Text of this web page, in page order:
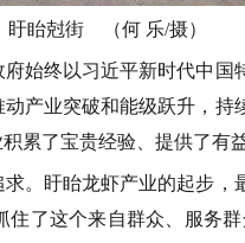
盱眙尅街 （何 乐/摄）
始终以习近平新时代中
产业突破和能级跃升，
累了宝贵经验、提供了有益
。
盱眙龙虾产业的起步，
了这个来自群众、服务